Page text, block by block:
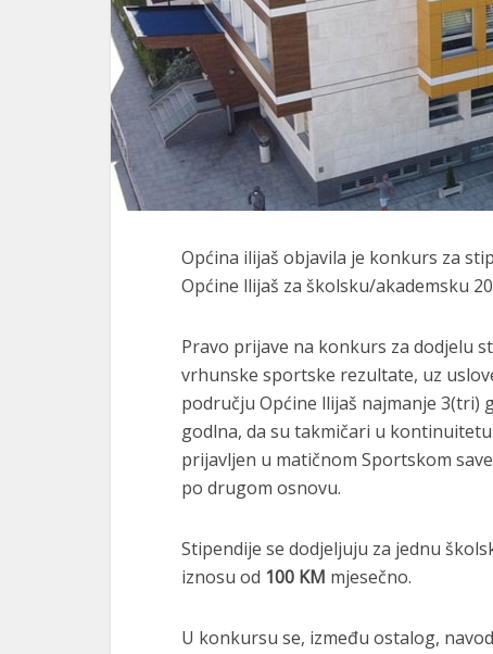
Općina ilijaš objavila je konkurs za
Općine llijaš za školsku/akademsku
Pravo prijave na konkurs za dodjelu
vrhunske sportske rezultate, uz
području Općine llijaš najmanje 3(tri)
godlna, da su takmičari u
prijavljen u matičnom Sportskom
po drugom osnovu.
Stipendije se dodjeljuju za jednu
iznosu od 100 KM mjesečno.
U konkursu se, između ostalog,